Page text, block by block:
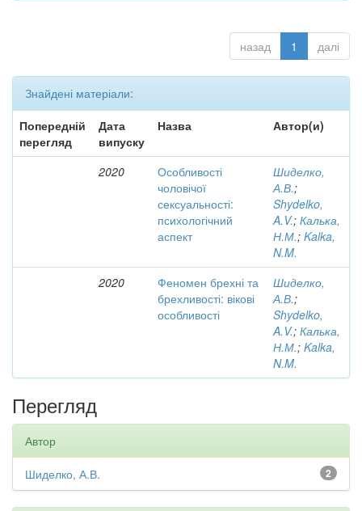
назад 1 далі
Знайдені матеріали:
Попередній
перегляд
Дата
випуску
Назва Автор(и)
2020
Особливості
чоловічої
сексуальності:
психологічний
аспект
Шиделко,
А.В.;
Shydelko,
A.V.; Калька,
Н.М.; Kalka,
N.M.
2020
Феномен брехні та
брехливості: вікові
особливості
Шиделко,
А.В.;
Shydelko,
A.V.; Калька,
Н.М.; Kalka,
N.M.
Перегляд
Автор
2
Шиделко, А.В.